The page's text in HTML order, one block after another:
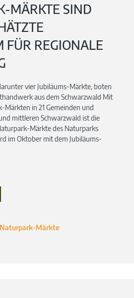
MÄRKTE SIND
FÜR REGIONALE
vier Jubiläums-Märkte, boten
aus dem Schwarzwald Mit
Märkten in 21 Gemeinden und
mittleren Schwarzwald ist die
Märkte des Naturparks
im Oktober mit dem Jubiläums-
Naturpark-Märkte